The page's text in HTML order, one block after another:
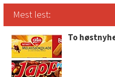
Mest lest:
To